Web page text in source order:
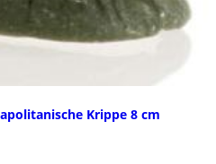
Krippe 8 cm